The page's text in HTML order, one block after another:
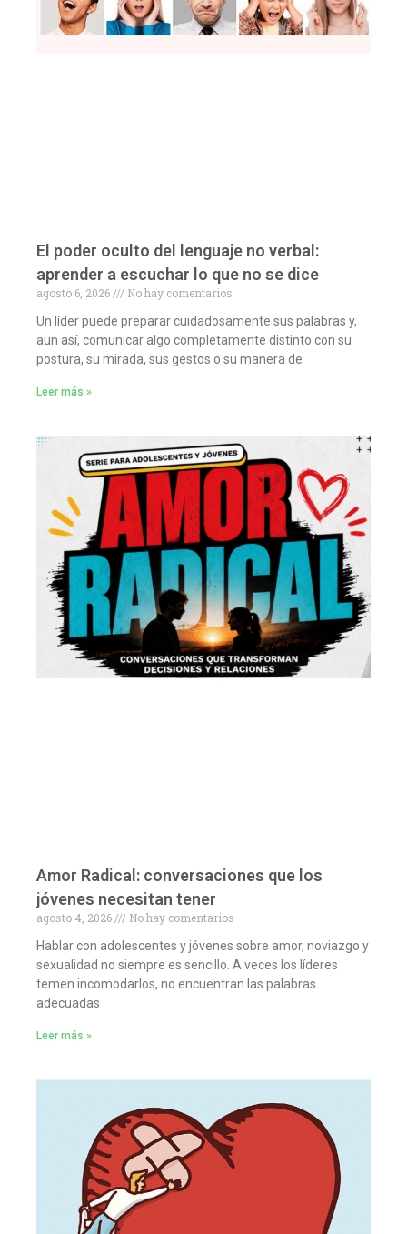
El poder oculto del lenguaje no verbal:
aprender a escuchar lo que no se dice
agosto 6, 2026
No hay comentarios
Un líder puede preparar cuidadosamente sus palabras y,
aun así, comunicar algo completamente distinto con su
postura, su mirada, sus gestos o su manera de
Leer más »
Amor Radical: conversaciones que los
jóvenes necesitan tener
agosto 4, 2026
No hay comentarios
Hablar con adolescentes y jóvenes sobre amor, noviazgo y
sexualidad no siempre es sencillo. A veces los líderes
temen incomodarlos, no encuentran las palabras
adecuadas
Leer más »